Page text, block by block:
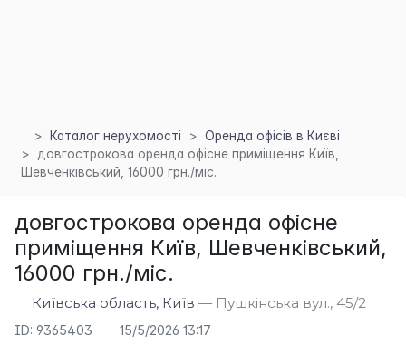
Каталог нерухомості
Оренда офісів в Києві
довгострокова оренда офісне приміщення Київ,
Шевченківський, 16000 грн./міс.
довгострокова оренда офісне
приміщення Київ, Шевченківський,
16000 грн./міс.
Київська область, Київ — Пушкінська вул., 45/2
ID: 9365403 15/5/2026 13:17